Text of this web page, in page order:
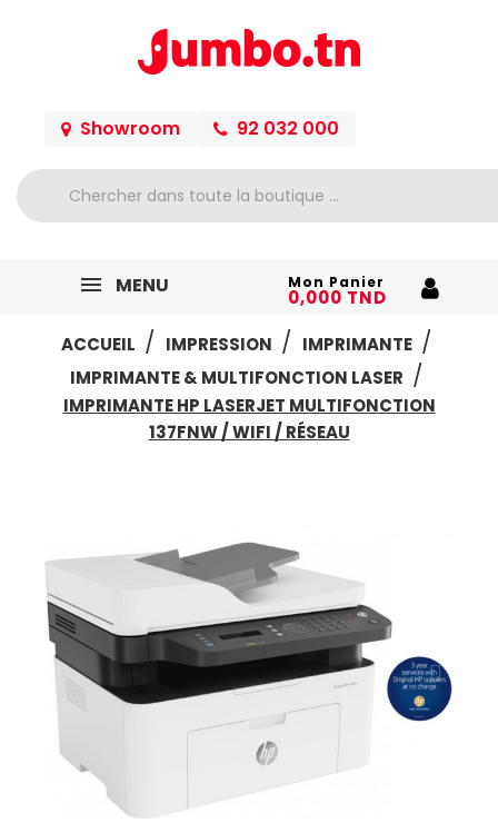
Showroom 92 032 000
MENU Mon Panier
0,000 TND
ACCUEIL
IMPRESSION
IMPRIMANTE
IMPRIMANTE & MULTIFONCTION LASER
IMPRIMANTE HP LASERJET MULTIFONCTION
137FNW / WIFI / RÉSEAU